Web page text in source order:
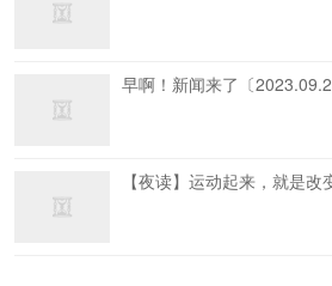
早啊！新闻来了〔
【夜读】运动起来，就是改